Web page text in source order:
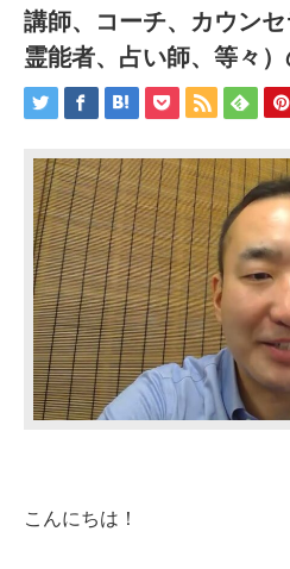
講師、コーチ、カウンセ
霊能者、占い師、等々
こんにちは！